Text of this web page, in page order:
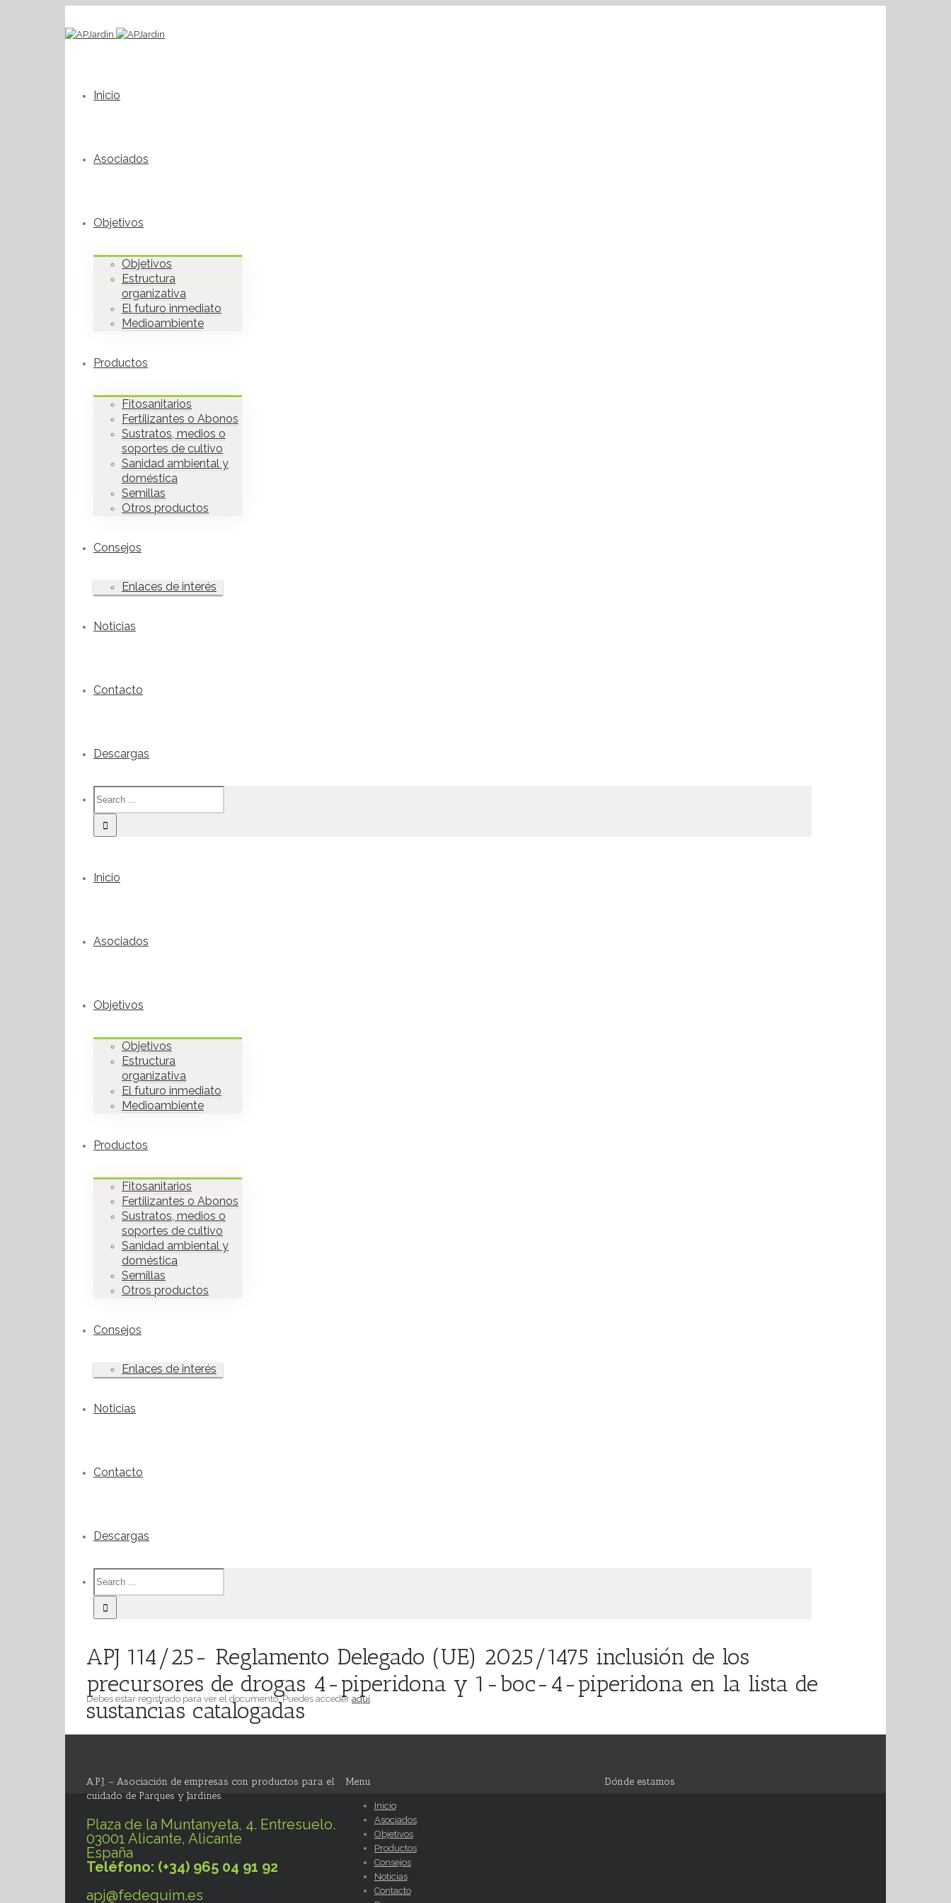
Inicio
Asociados
Objetivos
Objetivos
Estructura
organizativa
El futuro inmediato
Medioambiente
Productos
Fitosanitarios
Fertilizantes o Abonos
Sustratos, medios o
soportes de cultivo
Sanidad ambiental y
doméstica
Semillas
Otros productos
Consejos
Enlaces de interés
Noticias
Contacto
Descargas
Inicio
Asociados
Objetivos
Objetivos
Estructura
organizativa
El futuro inmediato
Medioambiente
Productos
Fitosanitarios
Fertilizantes o Abonos
Sustratos, medios o
soportes de cultivo
Sanidad ambiental y
doméstica
Semillas
Otros productos
Consejos
Enlaces de interés
Noticias
Contacto
Descargas
APJ 114/25- Reglamento Delegado (UE) 2025/1475 inclusión de los
precursores de drogas 4-piperidona y 1-boc-4-piperidona en la lista de
sustancias catalogadas
Debes estar registrado para ver el documento. Puedes acceder aquí.
A.P.J. – Asociación de empresas con productos para el
cuidado de Parques y Jardines
Plaza de la Muntanyeta, 4. Entresuelo.
03001 Alicante, Alicante
España
Teléfono: (+34) 965 04 91 92
apj@fedequim.es
Menu
Inicio
Asociados
Objetivos
Productos
Consejos
Noticias
Contacto
Dónde estamos